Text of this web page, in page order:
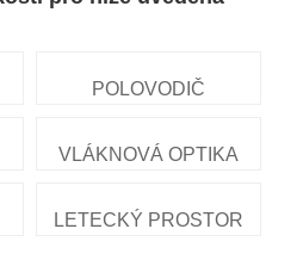
POLOVODIČ
VLÁKNOVÁ OPTIKA
LETECKÝ PROSTOR